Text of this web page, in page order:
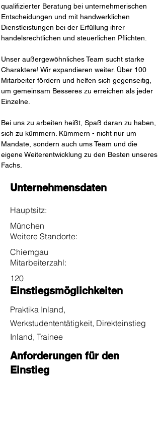
qualifizierter Beratung bei unternehmerischen
Entscheidungen und mit handwerklichen
Dienstleistungen bei der Erfüllung ihrer
handelsrechtlichen und steuerlichen Pflichten.
Unser außergewöhnliches Team sucht starke
Charaktere! Wir expandieren weiter. Über 100
Mitarbeiter fördern und helfen sich gegenseitig,
um gemeinsam Besseres zu erreichen als jeder
Einzelne.
Bei uns zu arbeiten heißt, Spaß daran zu haben,
sich zu kümmern. Kümmern - nicht nur um
Mandate, sondern auch ums Team und die
eigene Weiterentwicklung zu den Besten unseres
Fachs.
Unternehmensdaten
Hauptsitz:
München
Weitere Standorte:
Chiemgau
Mitarbeiterzahl:
120
Einstiegsmöglichkeiten
Praktika Inland,
Werkstudententätigkeit, Direkteinstieg
Inland, Trainee
Anforderungen für den
Einstieg